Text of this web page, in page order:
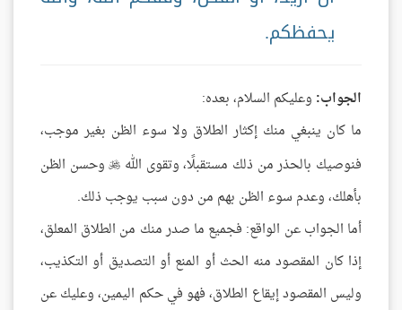
يحفظكم.
الجواب: وعليكم السلام، بعده:
ما كان ينبغي منك إكثار الطلاق ولا سوء الظن بغير موجب،
فنوصيك بالحذر من ذلك مستقبلًا، وتقوى الله وحسن الظن
بأهلك، وعدم سوء الظن بهم من دون سبب يوجب ذلك.
أما الجواب عن الواقع: فجميع ما صدر منك من الطلاق المعلق،
إذا كان المقصود منه الحث أو المنع أو التصديق أو التكذيب،
وليس المقصود إيقاع الطلاق، فهو في حكم اليمين، وعليك عن